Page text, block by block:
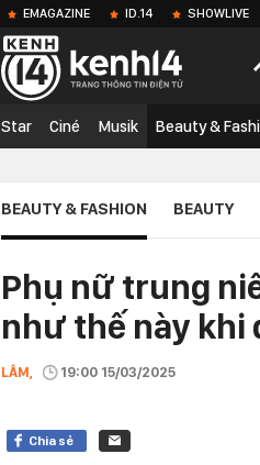
EMAGAZINE ID.14 SHOWLIVE
Star Ciné Musik Beauty &
BEAUTY & FASHION BEAUTY
Phụ nữ trung
như thế này khi
LÂM, 19:00 15/03/2025
Chia sẻ